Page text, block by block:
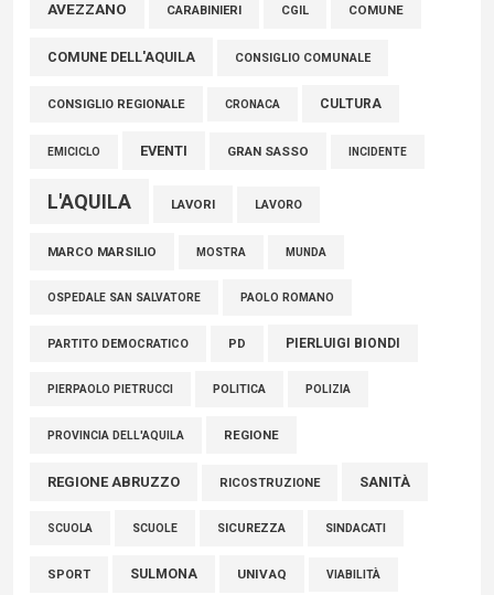
Marcinelle, Verrecchia (FdI): "Un minuto di raccoglimento in
connazionali tra cui molti abruzzesi"
06 Agosto 2026
AVEZZANO CARABINIERI CGIL COMUNE
COMUNE DELL'AQUILA CONSIGLIO COMUNALE
CONSIGLIO REGIONALE CRONACA CULTURA
EMICICLO EVENTI GRAN SASSO INCIDENTE
L'AQUILA LAVORI LAVORO
MARCO MARSILIO MOSTRA MUNDA
OSPEDALE SAN SALVATORE PAOLO ROMANO
PARTITO DEMOCRATICO PD PIERLUIGI BIONDI
PIERPAOLO PIETRUCCI POLITICA POLIZIA
PROVINCIA DELL'AQUILA REGIONE
REGIONE ABRUZZO RICOSTRUZIONE SANITÀ
SCUOLA SCUOLE SICUREZZA SINDACATI
SPORT SULMONA UNIVAQ VIABILITÀ